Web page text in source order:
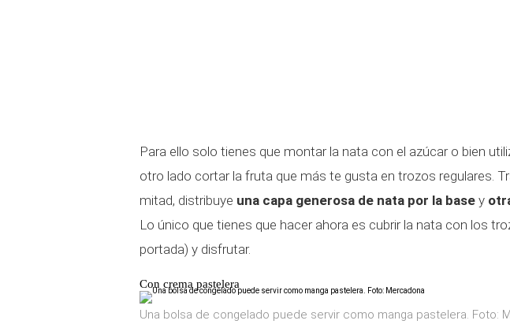
Para ello solo tienes que montar la nata con el azúcar o bien
otro lado cortar la fruta que más te gusta en trozos regulares.
mitad, distribuye una capa generosa de nata por la base y
Lo único que tienes que hacer ahora es cubrir la nata con los
portada) y disfrutar.
Con crema pastelera
Una bolsa de congelado puede servir como manga pastelera. Foto: